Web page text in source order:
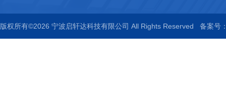
版权所有©2026 宁波启轩达科技有限公司 All Rights Reserved 备案号